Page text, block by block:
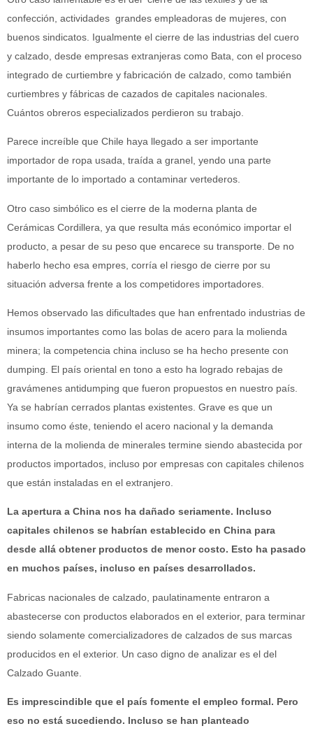
confección, actividades grandes empleadoras de mujeres, con
buenos sindicatos. Igualmente el cierre de las industrias del cuero
y calzado, desde empresas extranjeras como Bata, con el proceso
integrado de curtiembre y fabricación de calzado, como también
curtiembres y fábricas de cazados de capitales nacionales.
Cuántos obreros especializados perdieron su trabajo.
Parece increíble que Chile haya llegado a ser importante
importador de ropa usada, traída a granel, yendo una parte
importante de lo importado a contaminar vertederos.
Otro caso simbólico es el cierre de la moderna planta de
Cerámicas Cordillera, ya que resulta más económico importar el
producto, a pesar de su peso que encarece su transporte. De no
haberlo hecho esa empres, corría el riesgo de cierre por su
situación adversa frente a los competidores importadores.
Hemos observado las dificultades que han enfrentado industrias de
insumos importantes como las bolas de acero para la molienda
minera; la competencia china incluso se ha hecho presente con
dumping. El país oriental en tono a esto ha logrado rebajas de
gravámenes antidumping que fueron propuestos en nuestro país.
Ya se habrían cerrados plantas existentes. Grave es que un
insumo como éste, teniendo el acero nacional y la demanda
interna de la molienda de minerales termine siendo abastecida por
productos importados, incluso por empresas con capitales chilenos
que están instaladas en el extranjero.
La apertura a China nos ha dañado seriamente. Incluso
capitales chilenos se habrían establecido en China para
desde allá obtener productos de menor costo. Esto ha pasado
en muchos países, incluso en países desarrollados.
Fabricas nacionales de calzado, paulatinamente entraron a
abastecerse con productos elaborados en el exterior, para terminar
siendo solamente comercializadores de calzados de sus marcas
producidos en el exterior. Un caso digno de analizar es el del
Calzado Guante.
Es imprescindible que el país fomente el empleo formal. Pero
eso no está sucediendo. Incluso se han planteado